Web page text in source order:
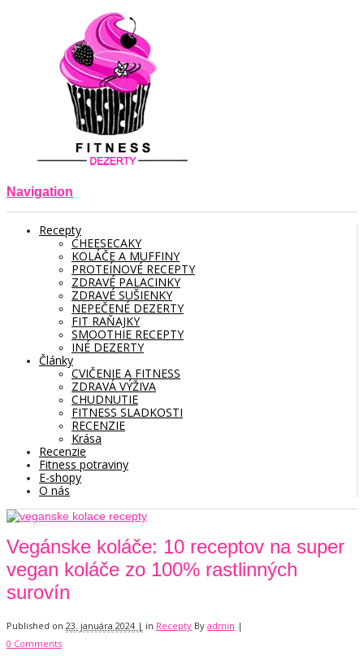
Navigation
Recepty
CHEESECAKY
KOLÁČE A MUFFINY
PROTEÍNOVÉ RECEPTY
ZDRAVÉ PALACINKY
ZDRAVÉ SUŠIENKY
NEPEČENÉ DEZERTY
FIT RAŇAJKY
SMOOTHIE RECEPTY
INÉ DEZERTY
Články
CVIČENIE A FITNESS
ZDRAVÁ VÝŽIVA
CHUDNUTIE
FITNESS SLADKOSTI
RECENZIE
Krása
Recenzie
Fitness potraviny
E-shopy
O nás
Vegánske koláče: 10 receptov na super
vegan koláče zo 100% rastlinných
surovín
Published on 23. januára 2024 | in Recepty By admin |
0 Comments